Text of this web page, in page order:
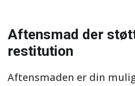
Aftensmad der
restitution
Aftensmaden er din